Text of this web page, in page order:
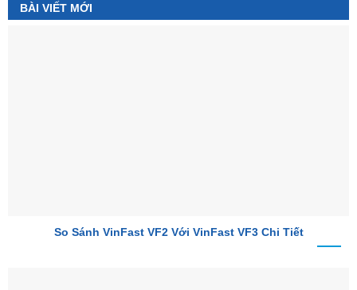
BÀI VIẾT MỚI
So Sánh VinFast VF2 Với VinFast VF3 Chi Tiết